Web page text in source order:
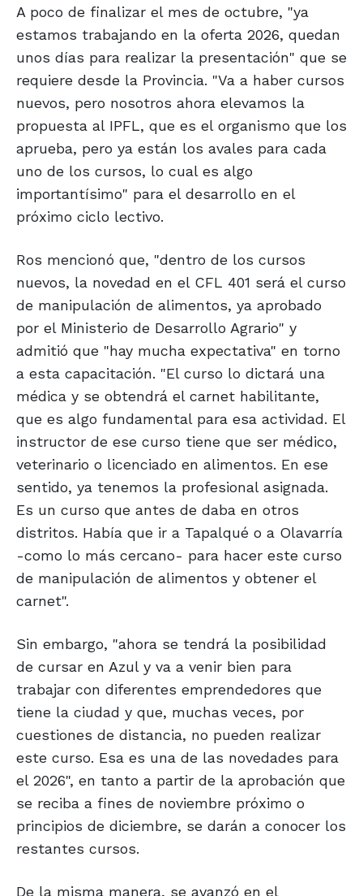
A poco de finalizar el mes de octubre, "ya
estamos trabajando en la oferta 2026, quedan
unos días para realizar la presentación" que se
requiere desde la Provincia. "Va a haber cursos
nuevos, pero nosotros ahora elevamos la
propuesta al IPFL, que es el organismo que los
aprueba, pero ya están los avales para cada
uno de los cursos, lo cual es algo
importantísimo" para el desarrollo en el
próximo ciclo lectivo.
Ros mencionó que, "dentro de los cursos
nuevos, la novedad en el CFL 401 será el curso
de manipulación de alimentos, ya aprobado
por el Ministerio de Desarrollo Agrario" y
admitió que "hay mucha expectativa" en torno
a esta capacitación. "El curso lo dictará una
médica y se obtendrá el carnet habilitante,
que es algo fundamental para esa actividad. El
instructor de ese curso tiene que ser médico,
veterinario o licenciado en alimentos. En ese
sentido, ya tenemos la profesional asignada.
Es un curso que antes de daba en otros
distritos. Había que ir a Tapalqué o a Olavarría
-como lo más cercano- para hacer este curso
de manipulación de alimentos y obtener el
carnet".
Sin embargo, "ahora se tendrá la posibilidad
de cursar en Azul y va a venir bien para
trabajar con diferentes emprendedores que
tiene la ciudad y que, muchas veces, por
cuestiones de distancia, no pueden realizar
este curso. Esa es una de las novedades para
el 2026", en tanto a partir de la aprobación que
se reciba a fines de noviembre próximo o
principios de diciembre, se darán a conocer los
restantes cursos.
De la misma manera, se avanzó en el